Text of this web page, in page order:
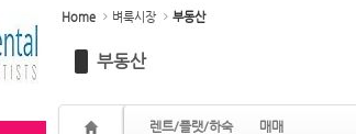
Home 벼룩시장 부동산
부동산
렌트/플랫/하숙
매매